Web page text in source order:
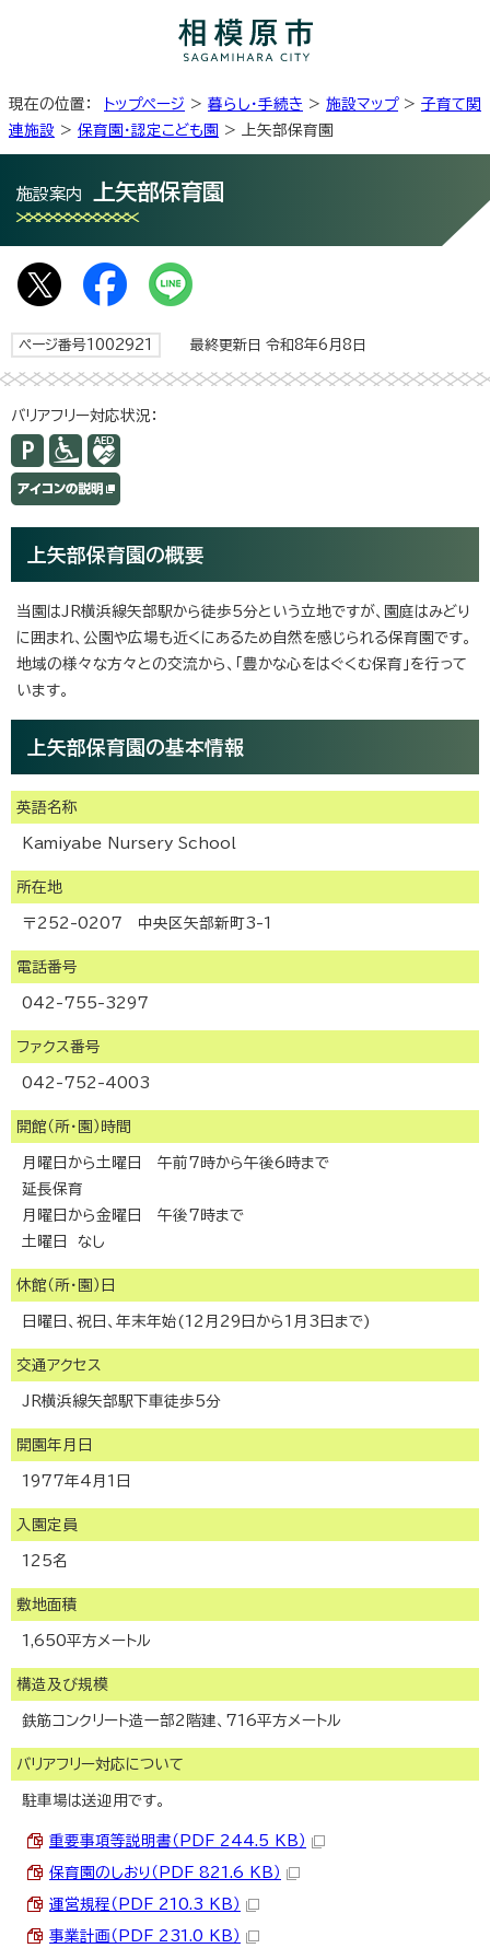
現在の位置： トップページ > 暮らし・手続き > 施設マップ> 子育て関
連施設 > 保育園・認定こども園 > 上矢部保育園
施設案内 上矢部保育園
ページ番号1002921 最終更新日 令和8年6月8日
バリアフリー対応状況：
上矢部保育園の概要
当園はJR横浜線矢部駅から徒歩5分という立地ですが、園庭はみどり
に囲まれ、公園や広場も近くにあるため自然を感じられる保育園です。
地域の様々な方々との交流から、「豊かな心をはぐくむ保育」を行って
います。
上矢部保育園の基本情報
英語名称
Kamiyabe Nursery School
所在地
〒252-0207 中央区矢部新町3-1
電話番号
042-755-3297
ファクス番号
042-752-4003
開館（所・園）時間
月曜日から土曜日 午前7時から午後6時まで
延長保育
月曜日から金曜日 午後7時まで
土曜日 なし
休館（所・園）日
日曜日、祝日、年末年始(12月29日から1月3日まで)
交通アクセス
JR横浜線矢部駅下車徒歩5分
開園年月日
1977年4月1日
入園定員
125名
敷地面積
1,650平方メートル
構造及び規模
鉄筋コンクリート造一部2階建、716平方メートル
バリアフリー対応について
駐車場は送迎用です。
重要事項等説明書（PDF 244.5 KB）
保育園のしおり（PDF 821.6 KB）
運営規程（PDF 210.3 KB）
事業計画（PDF 231.0 KB）